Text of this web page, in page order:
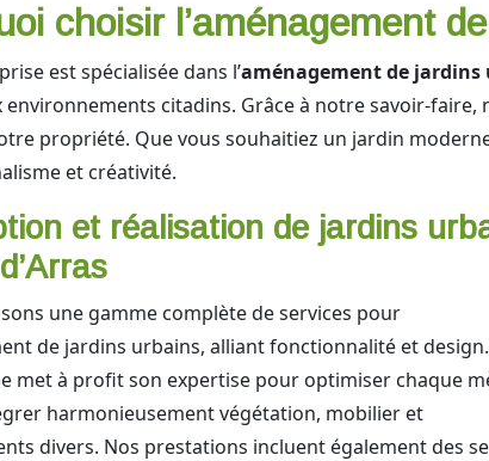
choisir l’aménagement
est spécialisée dans l’aménagement de jardins
environnements citadins. Grâce à notre savoir-
propriété. Que vous souhaitiez un jardin
et créativité.
et réalisation de jardins
une gamme complète de services pour
de jardins urbains, alliant fonctionnalité et design.
met à profit son expertise pour optimiser chaque
harmonieusement végétation, mobilier et
divers. Nos prestations incluent également des